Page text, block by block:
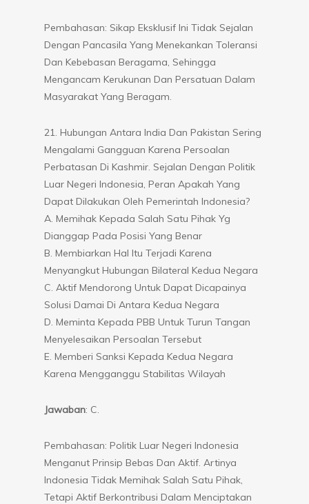
Pembahasan: Sikap Eksklusif Ini Tidak Sejalan
Dengan Pancasila Yang Menekankan Toleransi
Dan Kebebasan Beragama, Sehingga
Mengancam Kerukunan Dan Persatuan Dalam
Masyarakat Yang Beragam.
21. Hubungan Antara India Dan Pakistan Sering
Mengalami Gangguan Karena Persoalan
Perbatasan Di Kashmir. Sejalan Dengan Politik
Luar Negeri Indonesia, Peran Apakah Yang
Dapat Dilakukan Oleh Pemerintah Indonesia?
A. Memihak Kepada Salah Satu Pihak Yg
Dianggap Pada Posisi Yang Benar
B. Membiarkan Hal Itu Terjadi Karena
Menyangkut Hubungan Bilateral Kedua Negara
C. Aktif Mendorong Untuk Dapat Dicapainya
Solusi Damai Di Antara Kedua Negara
D. Meminta Kepada PBB Untuk Turun Tangan
Menyelesaikan Persoalan Tersebut
E. Memberi Sanksi Kepada Kedua Negara
Karena Mengganggu Stabilitas Wilayah
Jawaban: C.
Pembahasan: Politik Luar Negeri Indonesia
Menganut Prinsip Bebas Dan Aktif. Artinya
Indonesia Tidak Memihak Salah Satu Pihak,
Tetapi Aktif Berkontribusi Dalam Menciptakan